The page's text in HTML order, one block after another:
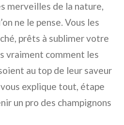
merveilles de la nature,
ne le pense. Vous les
prêts à sublimer votre
vraiment comment les
au top de leur saveur
vous explique tout, étape
un pro des champignons